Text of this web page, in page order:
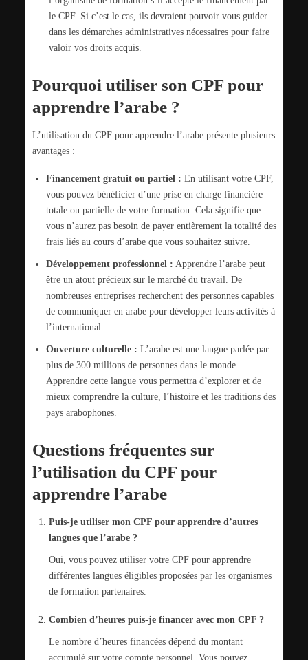
le CPF. Si c’est le cas, ils devraient pouvoir vous guider
dans les démarches administratives nécessaires pour faire
valoir vos droits acquis.
Pourquoi utiliser son CPF pour
apprendre l’arabe ?
L’utilisation du CPF pour apprendre l’arabe présente plusieurs
avantages :
Financement gratuit ou partiel : En utilisant votre CPF,
vous pouvez bénéficier d’une prise en charge financière
totale ou partielle de votre formation. Cela signifie que
vous n’aurez pas besoin de payer entièrement la totalité des
frais liés au cours d’arabe que vous souhaitez suivre.
Développement professionnel : Apprendre l’arabe peut
être un atout précieux sur le marché du travail. De
nombreuses entreprises recherchent des personnes capables
de communiquer en arabe pour développer leurs activités à
l’international.
Ouverture culturelle : L’arabe est une langue parlée par
plus de 300 millions de personnes dans le monde.
Apprendre cette langue vous permettra d’explorer et de
mieux comprendre la culture, l’histoire et les traditions des
pays arabophones.
Questions fréquentes sur
l’utilisation du CPF pour
apprendre l’arabe
Puis-je utiliser mon CPF pour apprendre d’autres
langues que l’arabe ?
Oui, vous pouvez utiliser votre CPF pour apprendre
différentes langues éligibles proposées par les organismes
de formation partenaires.
Combien d’heures puis-je financer avec mon CPF ?
Le nombre d’heures financées dépend du montant
accumulé sur votre compte personnel. Vous pouvez